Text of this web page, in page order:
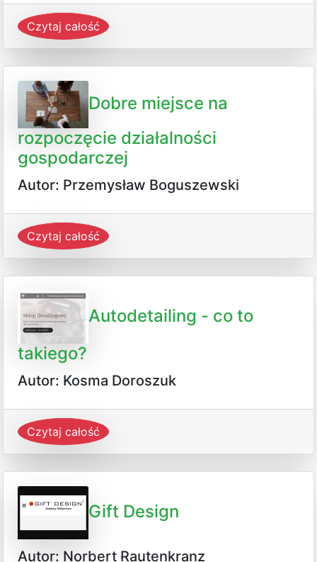
Czytaj całość
Dobre miejsce na
rozpoczęcie działalności
gospodarczej
Autor: Przemysław Boguszewski
Czytaj całość
Autodetailing - co to
takiego?
Autor: Kosma Doroszuk
Czytaj całość
Gift Design
Autor: Norbert Rautenkranz